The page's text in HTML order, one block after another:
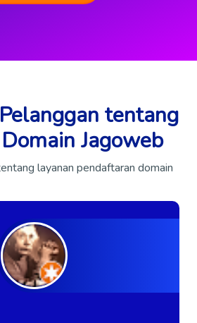
tentang
Jagoweb
layanan pendaftaran domain